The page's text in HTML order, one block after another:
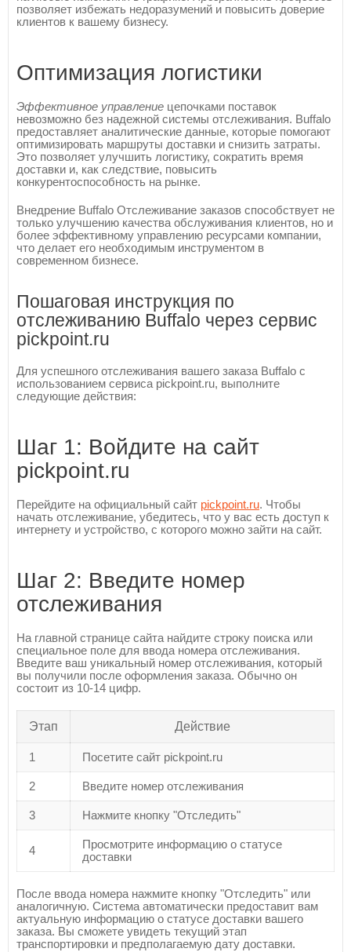
позволяет избежать недоразумений и повысить доверие
клиентов к вашему бизнесу.
Оптимизация логистики
Эффективное управление цепочками поставок
невозможно без надежной системы отслеживания. Buffalo
предоставляет аналитические данные, которые помогают
оптимизировать маршруты доставки и снизить затраты.
Это позволяет улучшить логистику, сократить время
доставки и, как следствие, повысить
конкурентоспособность на рынке.
Внедрение Buffalo Отслеживание заказов способствует не
только улучшению качества обслуживания клиентов, но и
более эффективному управлению ресурсами компании,
что делает его необходимым инструментом в
современном бизнесе.
Пошаговая инструкция по
отслеживанию Buffalo через сервис
pickpoint.ru
Для успешного отслеживания вашего заказа Buffalo с
использованием сервиса pickpoint.ru, выполните
следующие действия:
Шаг 1: Войдите на сайт
pickpoint.ru
Перейдите на официальный сайт pickpoint.ru. Чтобы
начать отслеживание, убедитесь, что у вас есть доступ к
интернету и устройство, с которого можно зайти на сайт.
Шаг 2: Введите номер
отслеживания
На главной странице сайта найдите строку поиска или
специальное поле для ввода номера отслеживания.
Введите ваш уникальный номер отслеживания, который
вы получили после оформления заказа. Обычно он
состоит из 10-14 цифр.
Этап Действие
1 Посетите сайт pickpoint.ru
2 Введите номер отслеживания
3 Нажмите кнопку "Отследить"
4
Просмотрите информацию о статусе
доставки
После ввода номера нажмите кнопку "Отследить" или
аналогичную. Система автоматически предоставит вам
актуальную информацию о статусе доставки вашего
заказа. Вы сможете увидеть текущий этап
транспортировки и предполагаемую дату доставки.